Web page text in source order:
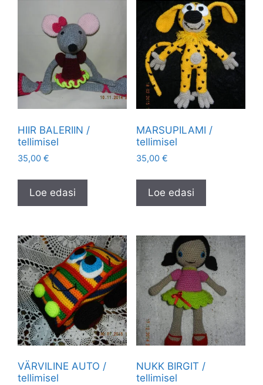
HIIR BALERIIN /
tellimisel
35,00 €
Loe edasi
MARSUPILAMI /
tellimisel
35,00 €
Loe edasi
VÄRVILINE AUTO /
tellimisel
NUKK BIRGIT /
tellimisel